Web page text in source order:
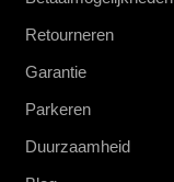
Retourneren
Garantie
Parkeren
Duurzaamheid